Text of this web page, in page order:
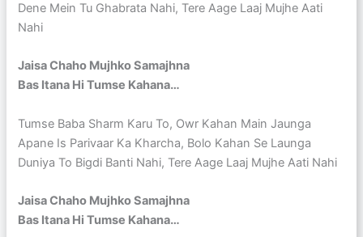
Dene Mein Tu Ghabrata Nahi, Tere Aage Laaj Mujhe Aati
Nahi
Jaisa Chaho Mujhko Samajhna
Bas Itana Hi Tumse Kahana…
Tumse Baba Sharm Karu To, Owr Kahan Main Jaunga
Apane Is Parivaar Ka Kharcha, Bolo Kahan Se Launga
Duniya To Bigdi Banti Nahi, Tere Aage Laaj Mujhe Aati Nahi
Jaisa Chaho Mujhko Samajhna
Bas Itana Hi Tumse Kahana…